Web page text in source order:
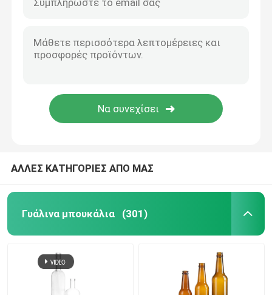
ΑΛΛΕΣ ΚΑΤΗΓΟΡΙΕΣ ΑΠΟ ΜΑΣ
Γυάλινα μπουκάλια (301)